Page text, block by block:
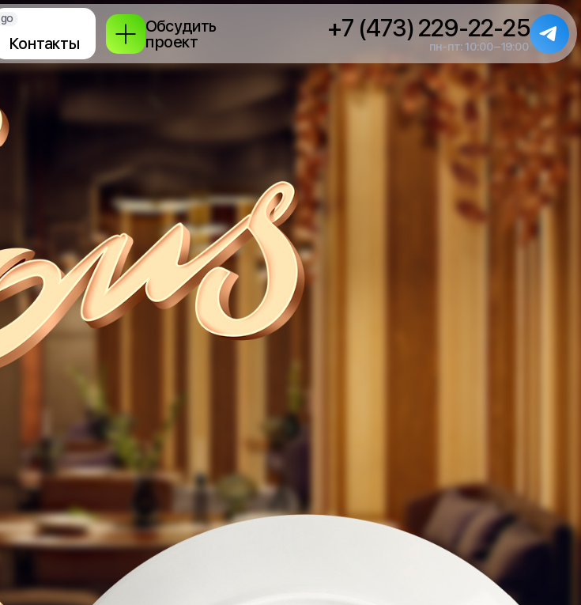
go
Контакты
Обсудить
проект
+7 (473) 229-22-25
пн-пт: 10:00–19:00